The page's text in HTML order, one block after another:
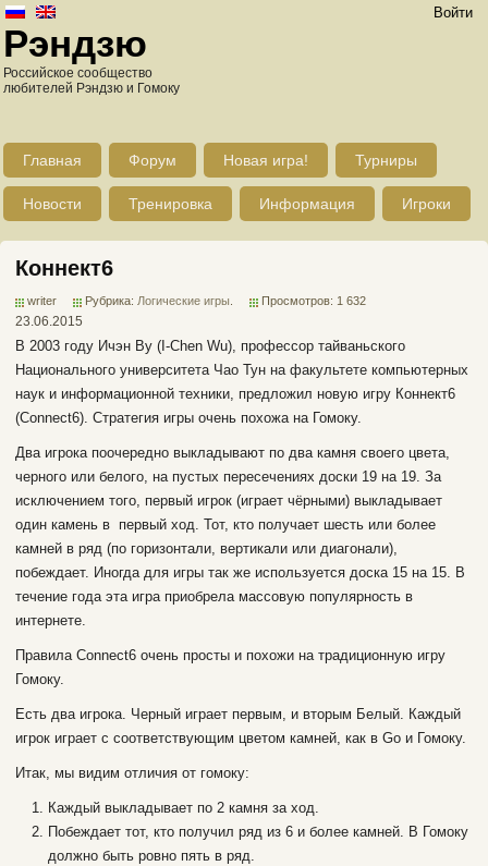
Войти
Рэндзю
Российское сообщество
любителей Рэндзю и Гомоку
Главная Форум Новая игра! Турниры
Новости Тренировка Информация Игроки
Коннект6
writer Рубрика: Логические игры Просмотров: 1 632
23.06.2015
В 2003 году Ичэн Ву (I-Chen Wu), профессор тайваньского
Национального университета Чао Тун на факультете компьютерных
наук и информационной техники, предложил новую игру Коннект6
(Connect6). Стратегия игры очень похожа на Гомоку.
Два игрока поочередно выкладывают по два камня своего цвета,
черного или белого, на пустых пересечениях доски 19 на 19. За
исключением того, первый игрок (играет чёрными) выкладывает
один камень в первый ход. Тот, кто получает шесть или более
камней в ряд (по горизонтали, вертикали или диагонали),
побеждает. Иногда для игры так же используется доска 15 на 15. В
течение года эта игра приобрела массовую популярность в
интернете.
Правила Connect6 очень просты и похожи на традиционную игру
Гомоку.
Есть два игрока. Черный играет первым, и вторым Белый. Каждый
игрок играет с соответствующим цветом камней, как в Go и Гомоку.
Итак, мы видим отличия от гомоку:
Каждый выкладывает по 2 камня за ход.
Побеждает тот, кто получил ряд из 6 и более камней. В Гомоку
должно быть ровно пять в ряд.